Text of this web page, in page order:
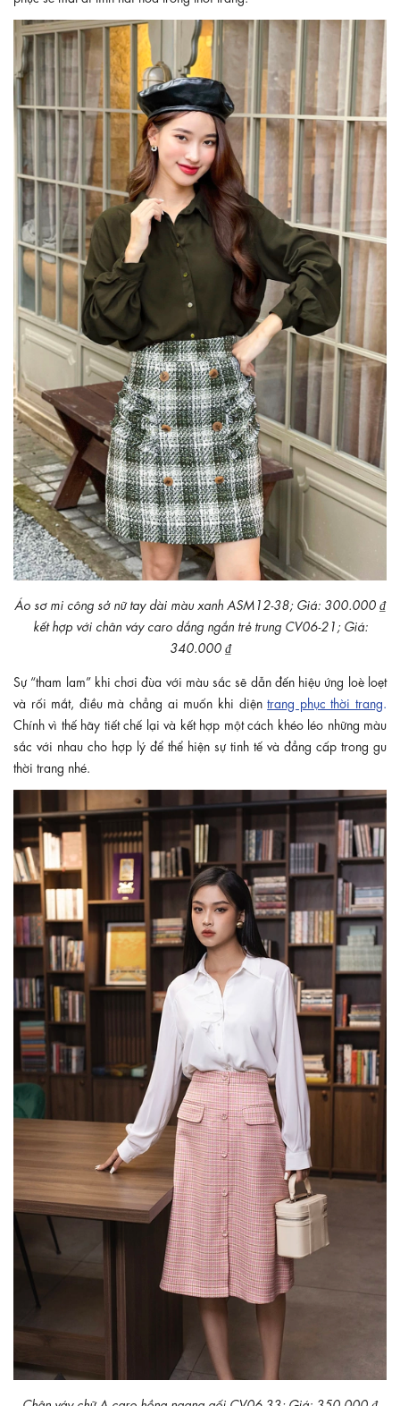
Áo sơ mi công sở nữ tay dài màu xanh ASM12-38; Giá: 300.000 ₫
kết hợp với chân váy caro dắng ngắn trẻ trung CV06-21; Giá:
340.000 ₫
Sự “tham lam” khi chơi đùa với màu sắc sẽ dẫn đến hiệu ứng loè loẹt
và rối mắt, điều mà chẳng ai muốn khi diệntrang phục thời trang
Chính vì thế hãy tiết chế lại và kết hợp một cách khéo léo những màu
sắc với nhau cho hợp lý để thể hiện sự tinh tế và đẳng cấp trong gu
thời trang nhé.